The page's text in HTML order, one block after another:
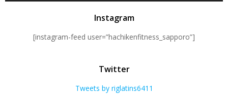
Instagram
[instagram-feed user=”hachikenfitness_sapporo”]
Twitter
Tweets by riglatins6411